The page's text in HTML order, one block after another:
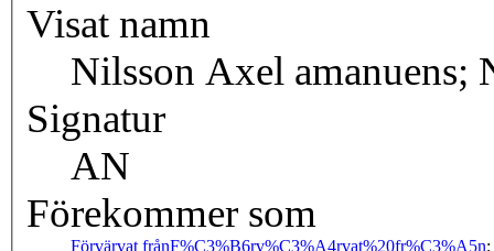
Visat namn
Nilsson Axel
Signatur
AN
Förekommer som
Förvärvat frånF%C3%B6rv%C3%A4rvat%20fr%C3%A5n;